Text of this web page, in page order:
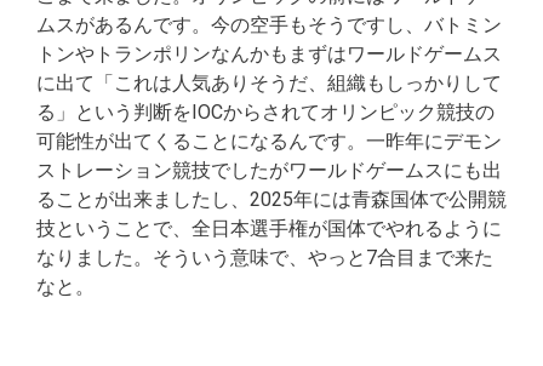
ムスがあるんです。今の空手もそうですし、バトミン
トンやトランポリンなんかもまずはワールドゲームス
に出て「これは人気ありそうだ、組織もしっかりして
る」という判断をIOCからされてオリンピック競技の
可能性が出てくることになるんです。一昨年にデモン
ストレーション競技でしたがワールドゲームスにも出
ることが出来ましたし、2025年には青森国体で公開競
技ということで、全日本選手権が国体でやれるように
なりました。そういう意味で、やっと7合目まで来た
なと。